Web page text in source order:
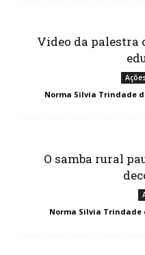
Video da palestra
Norma Silvia Trindade
O samba rural
Norma Silvia Trindade